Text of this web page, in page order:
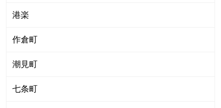
港楽
作倉町
潮見町
七条町